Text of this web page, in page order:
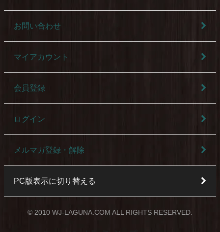
お問い合わせ
マイアカウント
会員登録
ログイン
メルマガ登録・解除
PC版表示に切り替える
© 2010 WJ-LAGUNA.COM ALL RIGHTS RESERVED.